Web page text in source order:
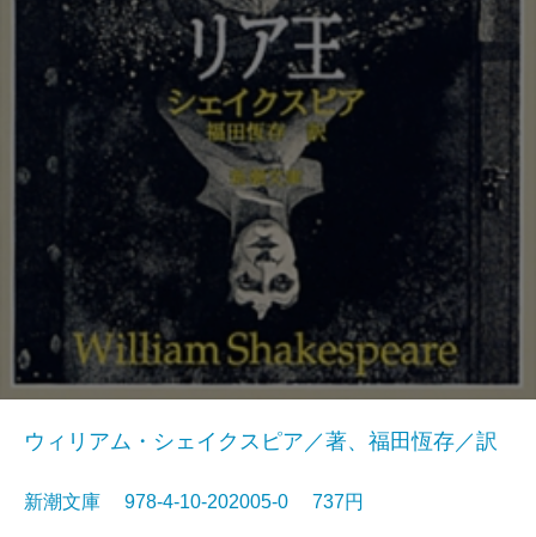
ウィリアム・シェイクスピア／著、福田恆存／訳
新潮文庫 978-4-10-202005-0 737円